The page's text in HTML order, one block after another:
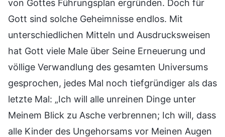
von Gottes Führungsplan ergründen. Doch für
Gott sind solche Geheimnisse endlos. Mit
unterschiedlichen Mitteln und Ausdrucksweisen
hat Gott viele Male über Seine Erneuerung und
völlige Verwandlung des gesamten Universums
gesprochen, jedes Mal noch tiefgründiger als das
letzte Mal: „Ich will alle unreinen Dinge unter
Meinem Blick zu Asche verbrennen; Ich will, dass
alle Kinder des Ungehorsams vor Meinen Augen